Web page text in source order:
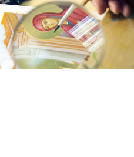
ОБРАТНЫЙ